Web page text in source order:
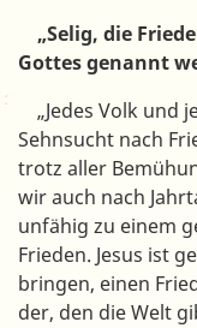
„Selig, die
Gottes genannt
„Jedes Volk und
Sehnsucht nach
trotz aller
wir auch nach
unfähig zu einem
Frieden. Jesus ist
bringen, einen
der, den die Welt